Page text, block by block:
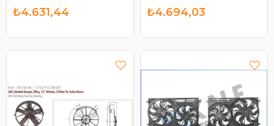
₺4.631,44
5702412120001
₺4.694,03